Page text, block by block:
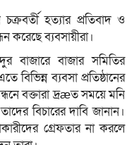
হত্যার প্রতিবাদ ও
করেছে ব্যবসায়ীরা।
বাজারে বাজার সমিতির
বিভিন্ন ব্যবসা প্রতিষ্ঠানের
বক্তারা দ্রæত সময়ে মনি
বিচারের দাবি জানান।
গ্রেফতার না করলে